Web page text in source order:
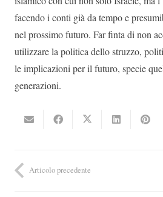
facendo i conti già da tempo e
nel prossimo futuro. Far finta di non
utilizzare la politica dello struzzo,
le implicazioni per il futuro, specie
generazioni.
Articolo precedente